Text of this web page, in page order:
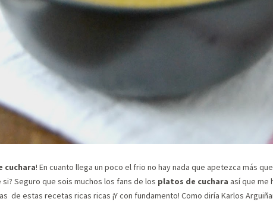
cuchara! En cuanto llega un poco el frio no hay nada que apetezca más
si? Seguro que sois muchos los fans de los platos de cuchara así que me
de estas recetas ricas ricas ¡Y con fundamento! Como diría Karlos